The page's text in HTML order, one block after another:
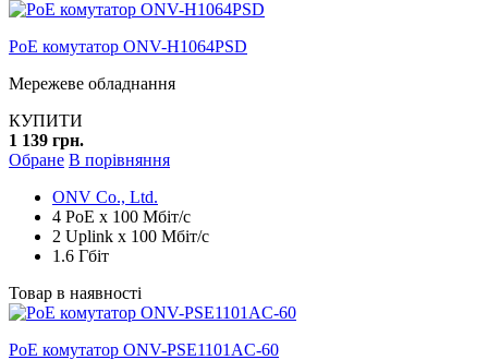
PoE комутатор ONV-H1064PSD
Мережеве обладнання
КУПИТИ
1 139 грн.
Обране В порівняння
ONV Co., Ltd.
4 PoE x 100 Мбіт/с
2 Uplink x 100 Мбіт/с
1.6 Гбіт
Товар в наявності
PoE комутатор ONV-PSE1101AC-60